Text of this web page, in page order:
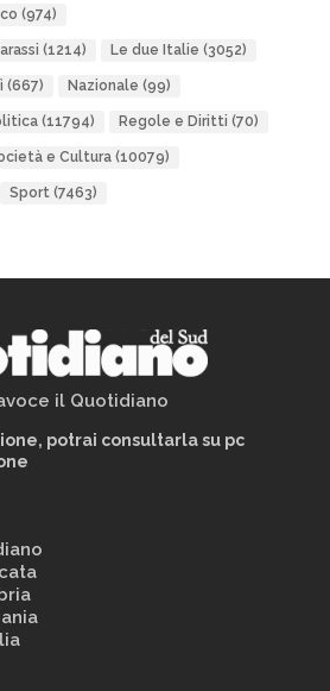
(974)
(1214) Le due Italie (3052)
(667) Nazionale (99)
(11794) Regole e Diritti (70)
e Cultura(10079)
Sport (7463)
il Quotidiano
potrai consultarla su pc